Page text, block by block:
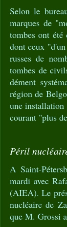
Selon le
marques de
tombes ont été
dont ceux
russes de
tombes de
dément
région de
une
courant "plus
Péril
A Saint-
mardi avec
(AIEA). Le
nucléaire de
que M. Grossi